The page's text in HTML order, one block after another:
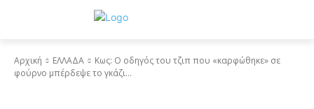
Αρχική ΕΛΛΑΔΑ
Κως: Ο οδηγός του τζιπ που «καρφώθηκε» σε
φούρνο μπέρδεψε το γκάζι...